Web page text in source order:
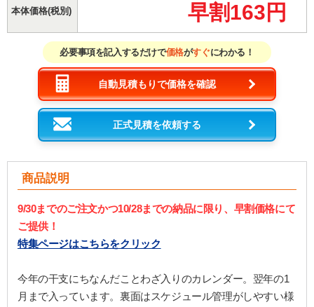
本体価格(税別) 早割163円
必要事項を記入するだけで価格がすぐにわかる！
自動見積もりで価格を確認
正式見積を依頼する
商品説明
9/30までのご注文かつ10/28までの納品に限り、早割価格にて
ご提供！
特集ページはこちらをクリック
今年の干支にちなんだことわざ入りのカレンダー。翌年の1
月まで入っています。裏面はスケジュール管理がしやすい様